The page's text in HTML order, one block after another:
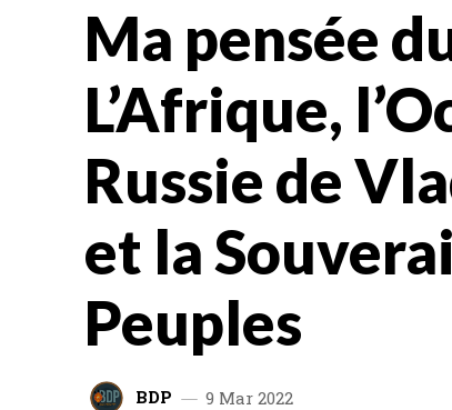
Ma pensée
L’Afrique,
Russie de
et la
Peuples
BDP 9 Mar 2022